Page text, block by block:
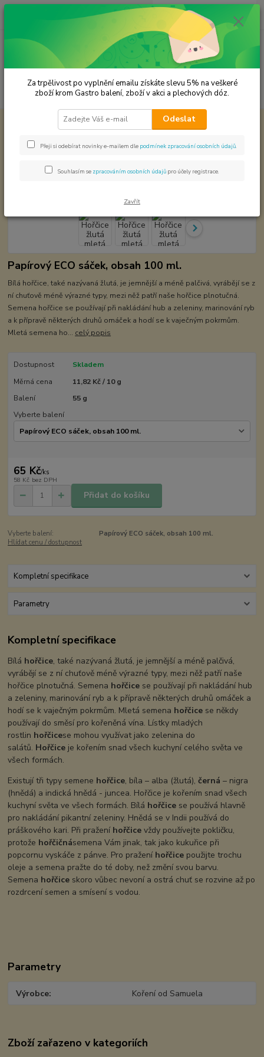
Menu
Hledat
ks
za 0,00 Kč
Premium koření Hořčice žlutá mletá Prémiová kvalita
Hořčice žlutá mletá Prémiová
kvalita
Papírový ECO sáček, obsah 100 ml.
Bílá hořčice, také nazývaná žlutá, je jemnější a méně palčivá, vyrábějí se z
ní chuťově méně výrazné typy, mezi něž patří naše hořčice plnotučná.
Semena hořčice se používají při nakládání hub a zeleniny, marinování ryb
a k přípravě některých druhů omáček a hodí se k vaječným pokrmům.
Mletá semena ho... celý popis
Dostupnost
Skladem
Měrná cena
11,82 Kč / 10 g
Balení
55 g
Vyberte balení
65 Kč/ks
58 Kč bez DPH
Přidat do košíku
Vyberte balení:
Papírový ECO sáček, obsah 100 ml.
Hlídat cenu / dostupnost
Kompletní specifikace
Parametry
Kompletní specifikace
Bílá hořčice, také nazývaná žlutá, je jemnější a méně palčivá,
vyrábějí se z ní chuťově méně výrazné typy, mezi něž patří naše
hořčice plnotučná. Semena hořčice se používají při nakládání hub
a zeleniny, marinování ryb a k přípravě některých druhů omáček a
hodí se k vaječným pokrmům. Mletá semena hořčice se někdy
používají do směsí pro kořeněná vína. Lístky mladých
rostlin hořčicese mohou využívat jako zelenina do
salátů. Hořčice je kořením snad všech kuchyní celého světa ve
všech formách.
Existují tři typy semene hořčice, bíla – alba (žlutá),černá – nigra
(hnědá) a indická hnědá - juncea. Hořčice je kořením snad všech
kuchyní světa ve všech formách. Bílá hořčice se používá hlavně
pro nakládání pikantní zeleniny. Hnědá se v Indii používá do
práškového kari. Při pražení hořčice vždy používejte pokličku,
protože hořčičnásemena Vám jinak, tak jako kukuřice při
popcornu vyskáče z pánve. Pro pražení hořčice použijte trochu
oleje a semena pražte do té doby, než změní svou barvu.
Semena hořčice skoro vůbec nevoní a ostrá chuť se rozvine až po
rozdrcení semen a smísení s vodou.
Parametry
Výrobce Koření od Samuela
Zboží zařazeno v kategoriích
Za trpělivost po vyplnění emailu získáte slevu 5% na veškeré
zboží krom Gastro balení, zboží v akci a plechových dóz.
Odeslat
Přeji si odebírat novinky e-mailem dle podmínek zpracování osobních údajů
Souhlasím se zpracováním osobních údajů pro účely registrace.
Zavřít